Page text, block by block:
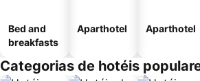
Bed and
breakfasts
Aparthotel Aparthotel
Categorias de hotéis